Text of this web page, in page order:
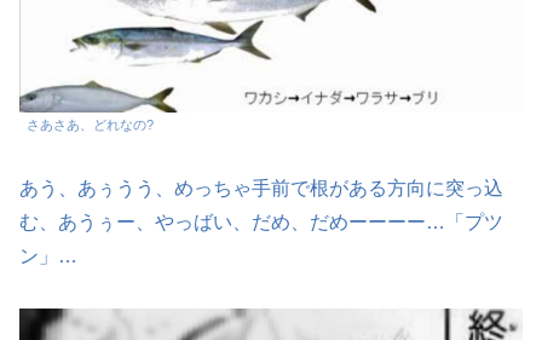
さあさあ、どれなの?
あう、あぅうう、めっちゃ手前で根がある方向に突っ込
む、あうぅー、やっばい、だめ、だめーーーー…「プツ
ン」…